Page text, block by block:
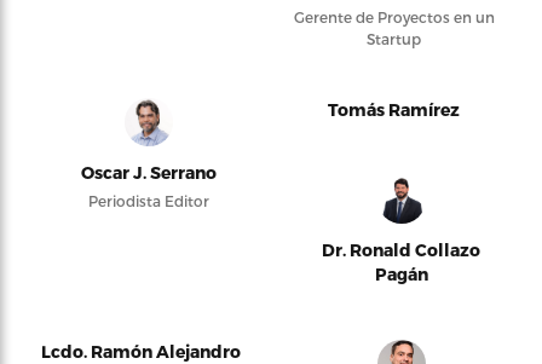
Gerente de Proyectos en un
Startup
Oscar J. Serrano
Periodista Editor
Tomás Ramírez
Dr. Ronald Collazo
Pagán
Lcdo. Ramón Alejandro